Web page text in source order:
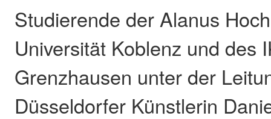
Studierende der Alanus
Universität Koblenz und des
Grenzhausen unter der
Düsseldorfer Künstlerin